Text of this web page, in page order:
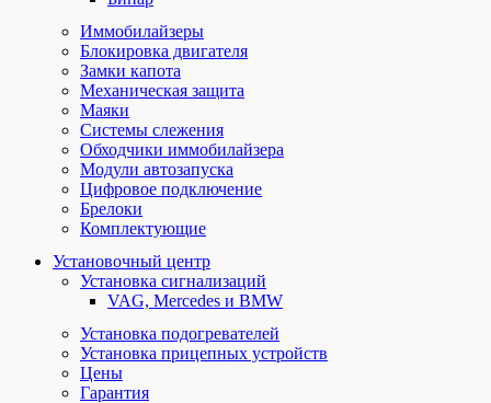
Иммобилайзеры
Блокировка двигателя
Замки капота
Механическая защита
Маяки
Системы слежения
Обходчики иммобилайзера
Модули автозапуска
Цифровое подключение
Брелоки
Комплектующие
Установочный центр
Установка сигнализаций
VAG, Mercedes и BMW
Установка подогревателей
Установка прицепных устройств
Цены
Гарантия